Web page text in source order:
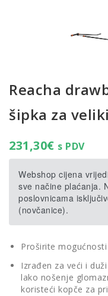
Reacha
šipka za
231,30€ s PDV
Webshop cijena
sve načine plaćanja.
poslovnicama
(novčanice).
Proširite
Izrađen za veći i
lako nošenje
koristeći kopče za